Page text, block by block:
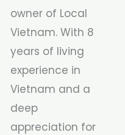
owner of Local
Vietnam. With 8
years of living
experience in
Vietnam and a
deep
appreciation for